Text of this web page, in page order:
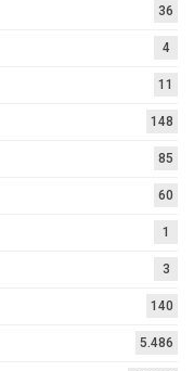
36
4
11
148
85
60
1
3
140
5.486